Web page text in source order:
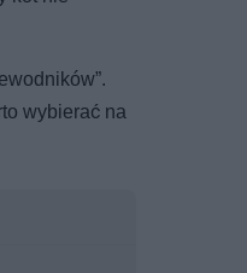
wybierać na